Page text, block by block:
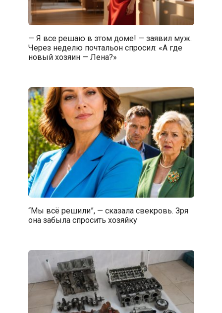
— Я все решаю в этом доме! — заявил муж.
Через неделю почтальон спросил: «А где
новый хозяин — Лена?»
“Мы всё решили”, — сказала свекровь. Зря
она забыла спросить хозяйку